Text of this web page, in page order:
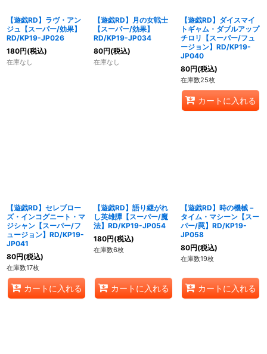
【遊戯RD】ラヴ・アン
ジュ【スーパー/効果】
RD/KP19-JP026
180円(税込)
在庫なし
【遊戯RD】月の女戦士
【スーパー/効果】
RD/KP19-JP034
80円(税込)
在庫なし
【遊戯RD】ダイスマイ
トギャム・ダブルアップ
チロリ【スーパー/フュ
ージョン】RD/KP19-
JP040
80円(税込)
在庫数25枚
カートに入れる
【遊戯RD】セレブロー
ズ・インコグニート・マ
ジシャン【スーパー/フ
ュージョン】RD/KP19-
JP041
80円(税込)
在庫数17枚
カートに入れる
【遊戯RD】語り継がれ
し英雄譚【スーパー/魔
法】RD/KP19-JP054
180円(税込)
在庫数6枚
カートに入れる
【遊戯RD】時の機械－
タイム・マシーン【スー
パー/罠】RD/KP19-
JP058
80円(税込)
在庫数19枚
カートに入れる